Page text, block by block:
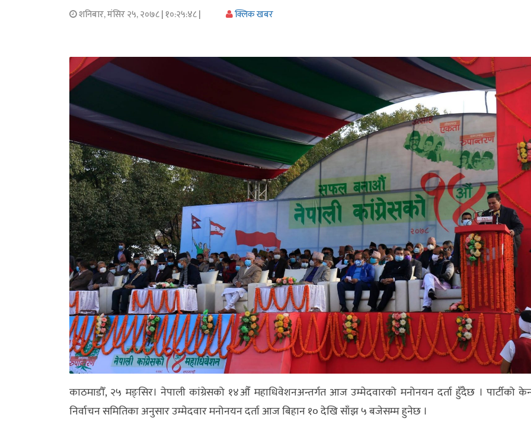
शनिबार, मंसिर २५, २०७८| १०:२५:४८ | क्लिक खबर
काठमाडौँ, २५ मङ्सिर। नेपाली कांग्रेसको १४औँ महाधिवेशनअन्तर्गत आज उम्मेदवारको मनोनयन दर्ता हुँदैछ । पार्टीको
निर्वाचन समितिका अनुसार उम्मेदवार मनोनयन दर्ता आज बिहान १० देखि साँझ ५ बजेसम्म हुनेछ ।